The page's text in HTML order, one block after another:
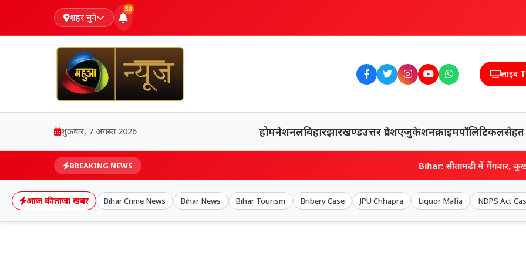
शहर चुनें
38
लाइव
शुक्रवार, 7 अगस्त 2026 होमनेशनलबिहारझारखण्डउत्तर प्रदेशएजुकेशनक्राइमपॉलिटिकलसेहत
BREAKING NEWS Bihar: सीतामढ़ी में गैंगवार, कुख्यात शराब
आज की ताजा खबर Bihar Crime News Bihar News Bihar Tourism Bribery Case JPU Chhapra Liquor Mafia NDPS Act